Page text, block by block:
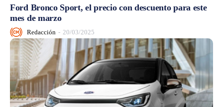
Ford Bronco Sport, el precio con descuento para este
mes de marzo
Redacción - 20/03/2025